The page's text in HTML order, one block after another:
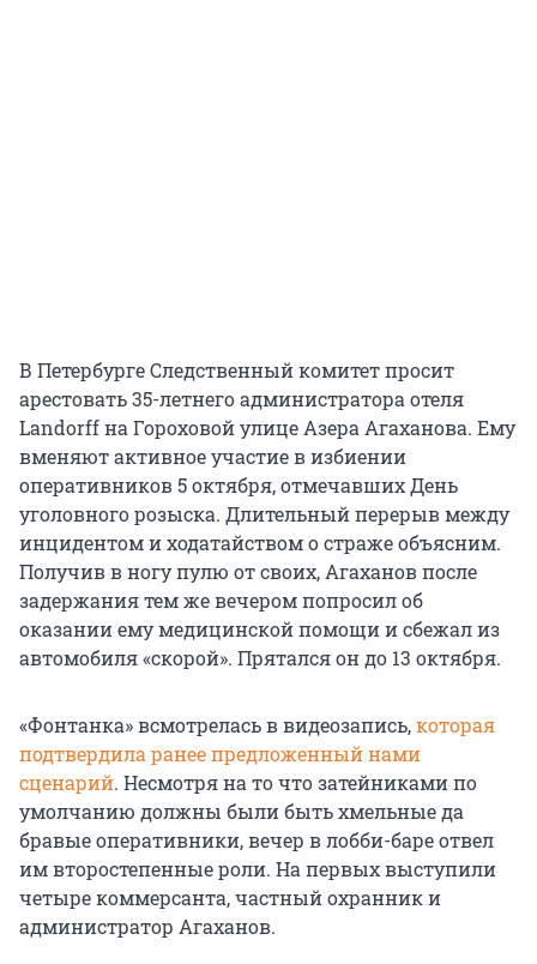
В Петербурге Следственный комитет просит
арестовать 35-летнего администратора отеля
Landorff на Гороховой улице Азера Агаханова. Ему
вменяют активное участие в избиении
оперативников 5 октября, отмечавших День
уголовного розыска. Длительный перерыв между
инцидентом и ходатайством о страже объясним.
Получив в ногу пулю от своих, Агаханов после
задержания тем же вечером попросил об
оказании ему медицинской помощи и сбежал из
автомобиля «скорой». Прятался он до 13 октября.
«Фонтанка» всмотрелась в видеозапись,которая
подтвердила ранее предложенный нами
сценарий. Несмотря на то что затейниками по
умолчанию должны были быть хмельные да
бравые оперативники, вечер в лобби-баре отвел
им второстепенные роли. На первых выступили
четыре коммерсанта, частный охранник и
администратор Агаханов.